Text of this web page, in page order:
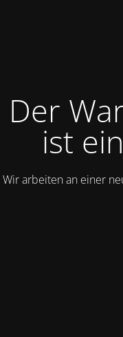
Der
ist
Wir arbeiten an einer